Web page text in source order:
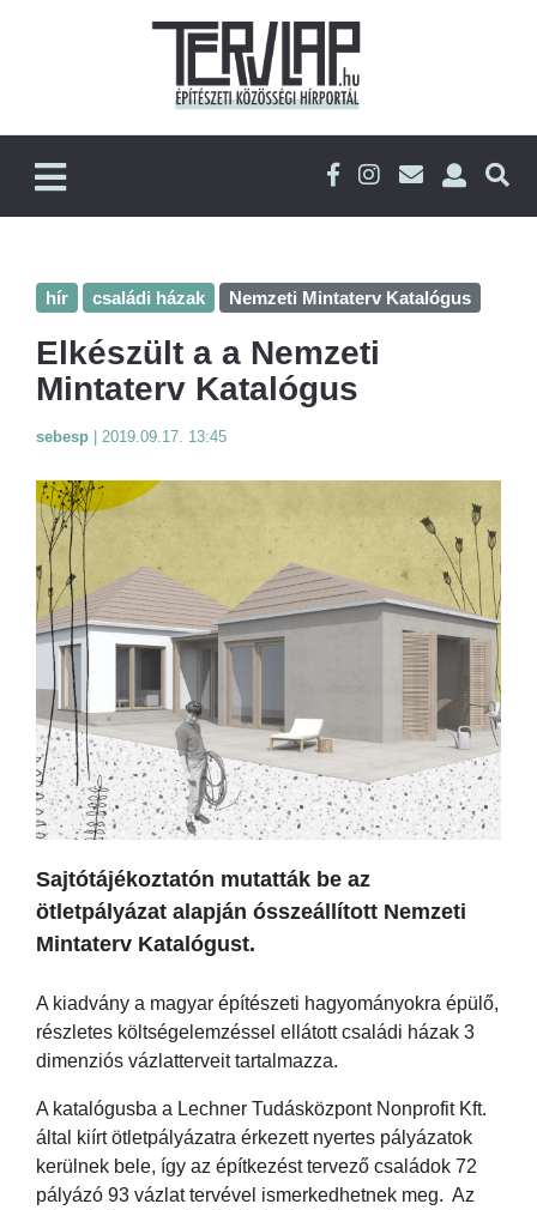
hír családi házak Nemzeti Mintaterv Katalógus
Elkészült a a Nemzeti
Mintaterv Katalógus
sebesp 2019.09.17. 13:45
Sajtótájékoztatón mutatták be az
ötletpályázat alapján ósszeállított Nemzeti
Mintaterv Katalógust.
A kiadvány a magyar építészeti hagyományokra épülő,
részletes költségelemzéssel ellátott családi házak 3
dimenziós vázlatterveit tartalmazza.
A katalógusba a Lechner Tudásközpont Nonprofit Kft.
által kiírt ötletpályázatra érkezett nyertes pályázatok
kerülnek bele, így az építkezést tervező családok 72
pályázó 93 vázlat tervével ismerkedhetnek meg. Az